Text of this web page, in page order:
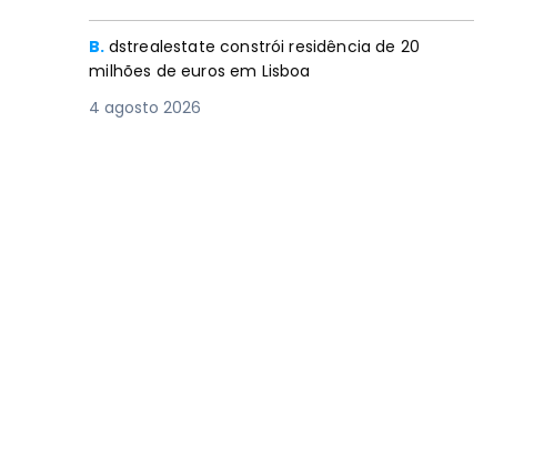
B. dstrealestate constrói residência de 20
milhões de euros em Lisboa
4 agosto 2026